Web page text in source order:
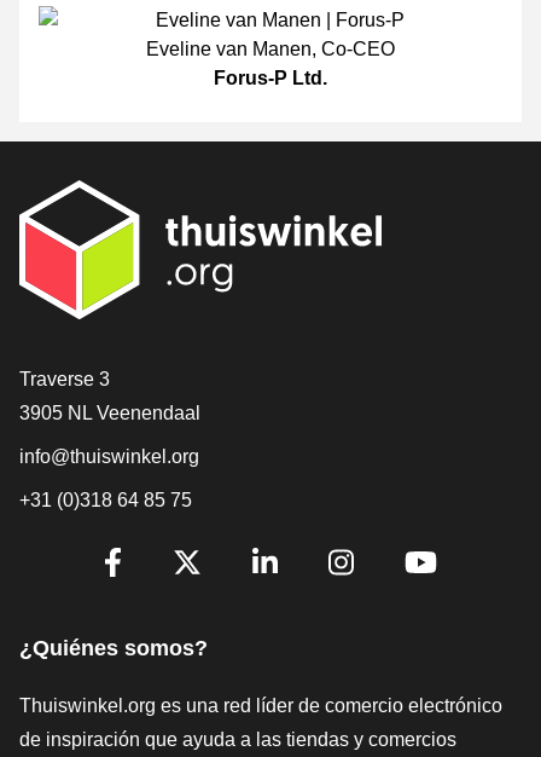
Eveline van Manen, Co-CEO
Forus-P Ltd.
[_General:Contact]
Traverse 3
3905 NL Veenendaal
info@thuiswinkel.org
+31 (0)318 64 85 75
[_General:SocialMediaTitle]
¿Quiénes somos?
Thuiswinkel.org es una red líder de comercio electrónico
de inspiración que ayuda a las tiendas y comercios